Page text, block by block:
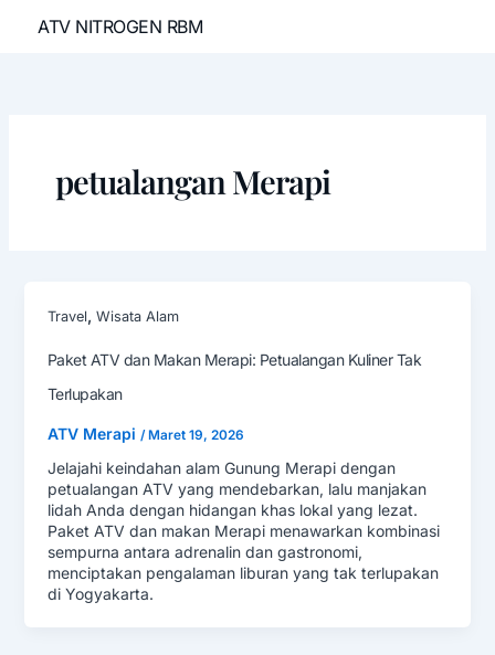
ATV NITROGEN RBM
petualangan Merapi
Travel , Wisata Alam
Paket ATV dan Makan Merapi: Petualangan Kuliner Tak
Terlupakan
ATV Merapi /Maret 19, 2026
Jelajahi keindahan alam Gunung Merapi dengan
petualangan ATV yang mendebarkan, lalu manjakan
lidah Anda dengan hidangan khas lokal yang lezat.
Paket ATV dan makan Merapi menawarkan kombinasi
sempurna antara adrenalin dan gastronomi,
menciptakan pengalaman liburan yang tak terlupakan
di Yogyakarta.